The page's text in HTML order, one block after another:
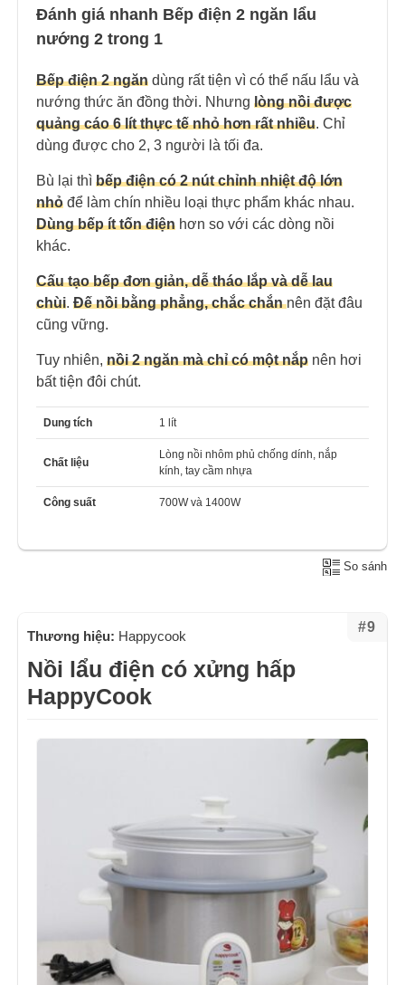
Đánh giá nhanh Bếp điện 2 ngăn lẩu
nướng 2 trong 1
Bếp điện 2 ngăn dùng rất tiện vì có thể nấu lẩu và
nướng thức ăn đồng thời. Nhưng lòng nồi được
quảng cáo 6 lít thực tế nhỏ hơn rất nhiều. Chỉ
dùng được cho 2, 3 người là tối đa.
Bù lại thì bếp điện có 2 nút chỉnh nhiệt độ lớn
nhỏ để làm chín nhiều loại thực phẩm khác nhau.
Dùng bếp ít tốn điện hơn so với các dòng nồi
khác.
Cấu tạo bếp đơn giản, dễ tháo lắp và dễ lau
chùi. Đế nồi bằng phẳng, chắc chắn nên đặt đâu
cũng vững.
Tuy nhiên, nồi 2 ngăn mà chỉ có một nắp nên hơi
bất tiện đôi chút.
Dung tích 1 lít
Chất liệu
Lòng nồi nhôm phủ chống dính, nắp
kính, tay cầm nhựa
Công suất 700W và 1400W
So sánh
#9
Thương hiệu: Happycook
Nồi lẩu điện có xửng hấp
HappyCook